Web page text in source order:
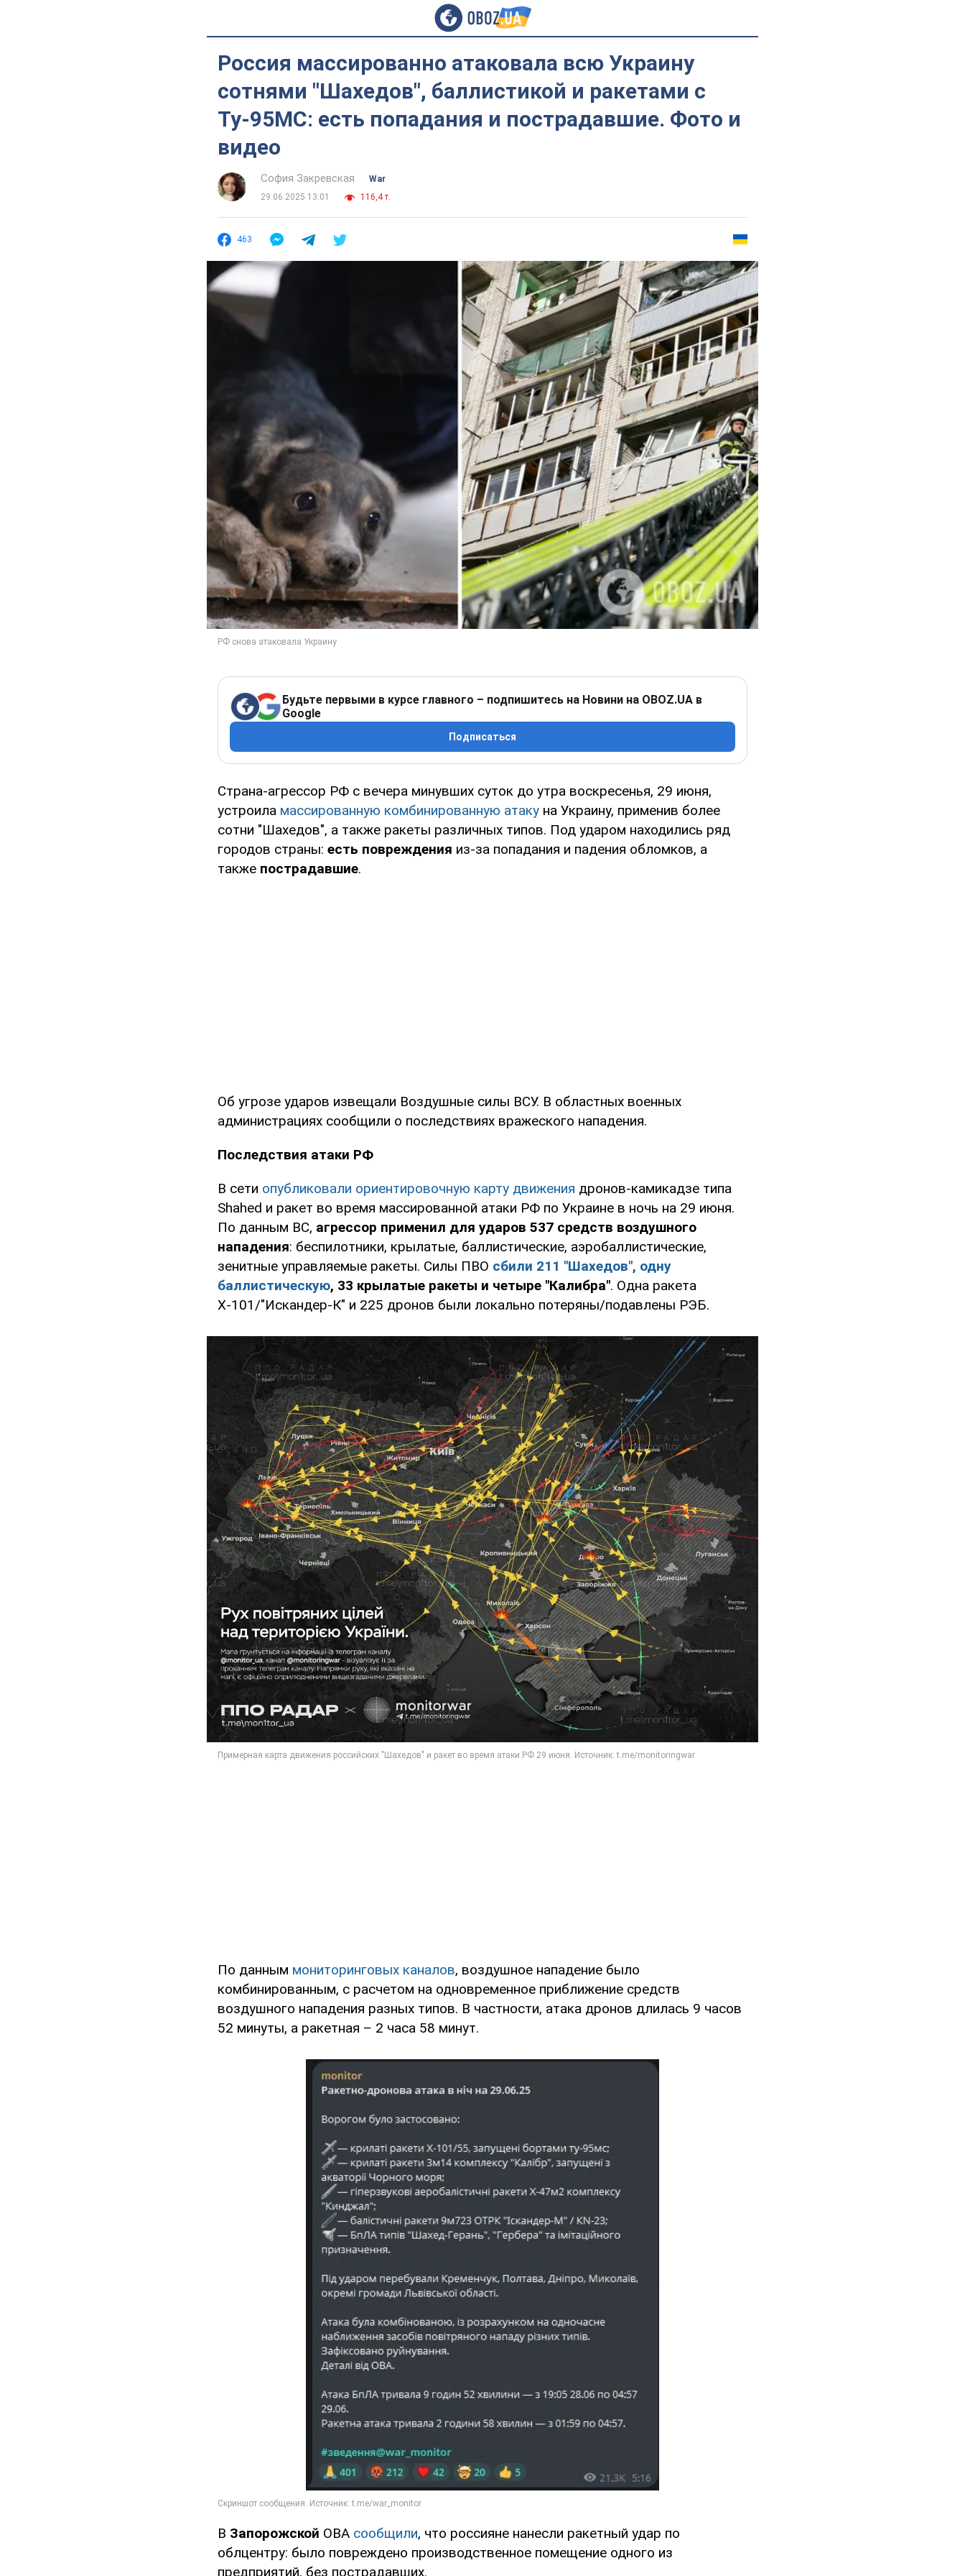
Россия массированно атаковала всю Украину
сотнями "Шахедов", баллистикой и ракетами с
Ту-95МС: есть попадания и пострадавшие. Фото и
видео
София Закревская
War
29.06.2025 13:01
116,4 т.
463
Будьте первыми в курсе главного – подпишитесь на Новини на OBOZ.UA в
Google
Подписаться
Страна-агрессор РФ с вечера минувших суток до утра воскресенья, 29 июня,
устроила массированную комбинированную атаку на Украину, применив более
сотни "Шахедов", а также ракеты различных типов. Под ударом находились ряд
городов страны: есть повреждения из-за попадания и падения обломков, а
также пострадавшие.
Об угрозе ударов извещали Воздушные силы ВСУ. В областных военных
администрациях сообщили о последствиях вражеского нападения.
Последствия атаки РФ
В сети опубликовали ориентировочную карту движения дронов-камикадзе типа
Shahed и ракет во время массированной атаки РФ по Украине в ночь на 29 июня.
По данным ВС, агрессор применил для ударов 537 средств воздушного
нападения: беспилотники, крылатые, баллистические, аэробаллистические,
зенитные управляемые ракеты. Силы ПВО сбили 211 "Шахедов", одну
баллистическую, 33 крылатые ракеты и четыре "Калибра". Одна ракета
Х-101/"Искандер-К" и 225 дронов были локально потеряны/подавлены РЭБ.
По данным мониторинговых каналов, воздушное нападение было
комбинированным, с расчетом на одновременное приближение средств
воздушного нападения разных типов. В частности, атака дронов длилась 9 часов
52 минуты, а ракетная – 2 часа 58 минут.
В Запорожской ОВА сообщили, что россияне нанесли ракетный удар по
облцентру: было повреждено производственное помещение одного из
предприятий, без пострадавших.